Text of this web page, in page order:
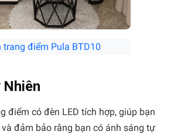
trang điểm Pula BTD10
điểm có đèn LED tích hợp, giúp bạn
đảm bảo rằng bạn có ánh sáng tự